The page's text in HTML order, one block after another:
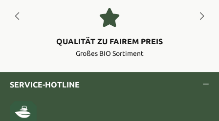
QUALITÄT ZU FAIREM PREIS
Großes BIO Sortiment
SERVICE-HOTLINE